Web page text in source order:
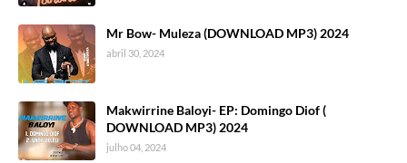
Mr Bow- Muleza (DOWNLOAD MP3) 2024
abril 30, 2024
Makwirrine Baloyi- EP: Domingo Diof (
DOWNLOAD MP3) 2024
julho 04, 2024